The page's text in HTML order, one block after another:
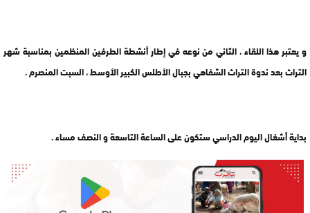
و يعتبر هذا اللقاء ، الثاني من نوعه في إطار أنشطة الطرفين المنظمين بمناسبة شهر
التراث بعد ندوة التراث الشفاهي بجبال الأطلس الكبير الأوسط ، السبت المنصرم .
بداية أشغال اليوم الدراسي ستكون على الساعة التاسعة و النصف مساء .